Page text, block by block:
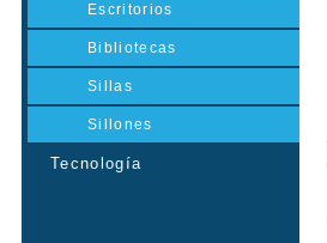
Escritorios
Bibliotecas
Sillas
Sillones
Tecnología